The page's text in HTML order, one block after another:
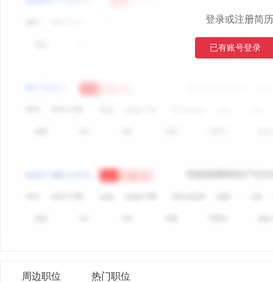
登录或注册简
已有账号登录
周边职位 热门职位